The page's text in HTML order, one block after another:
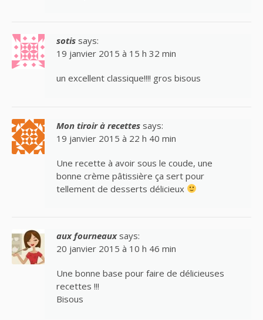
sotis says:
19 janvier 2015 à 15 h 32 min
un excellent classique!!!! gros bisous
Mon tiroir à recettes says:
19 janvier 2015 à 22 h 40 min
Une recette à avoir sous le coude, une
bonne crème pâtissière ça sert pour
tellement de desserts délicieux
aux fourneaux says:
20 janvier 2015 à 10 h 46 min
Une bonne base pour faire de délicieuses
recettes !!!
Bisous